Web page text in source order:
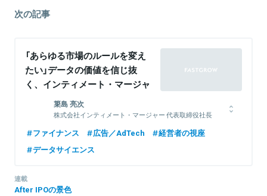
次の記事
「あらゆる市場のルールを変え
たい」データの価値を信じ抜
く、インティメート・マージャ
ーが目指す“革命”
簗島 亮次
株式会社インティメート・マージャー 代表取締役社長
2010年、世界最大級の統計アルゴリズムコンテスト
会社へ入社。更なるデータ活用ビジネスを志向し、株式会社フリー
取締役に就任。
ファイナンス 広告／AdTech
経営者の視座
データサイエンス
連載
After IPOの景色